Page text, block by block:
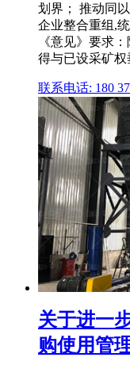
划界； 推动同
企业整合重组,
《意见》要求
得与已设采矿权
联系电话: 180
关于进一
购使用管